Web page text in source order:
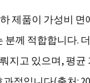
제품이 가성비
분께 적합합니다.
지고 있으며, 평